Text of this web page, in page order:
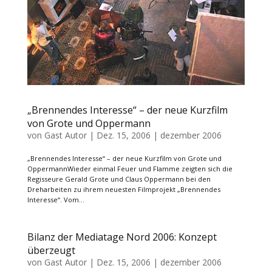
„Brennendes Interesse“ – der neue Kurzfilm
von Grote und Oppermann
von Gast Autor| Dez. 15, 2006 | dezember 2006
„Brennendes Interesse“ – der neue Kurzfilm von Grote und
OppermannWieder einmal Feuer und Flamme zeigten sich die
Regisseure Gerald Grote und Claus Oppermann bei den
Dreharbeiten zu ihrem neuesten Filmprojekt „Brennendes
Interesse“. Vom...
Bilanz der Mediatage Nord 2006: Konzept
überzeugt
von Gast Autor| Dez. 15, 2006 | dezember 2006